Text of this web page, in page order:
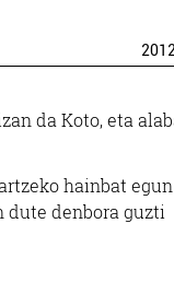
2012
da Koto, eta
hainbat
dute denbora guzti